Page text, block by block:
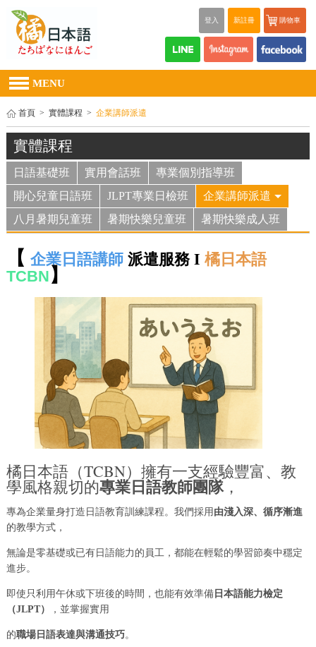
購物車
新註冊
登入
MENU
首頁 > 實體課程 > 企業講師派遣
實體課程
日語基礎班 實用會話班
專業個別指導班
開心兒童日語班
JLPT專業日檢班
企業講師派遣
八月暑期兒童班
暑期快樂兒童班 暑期快樂成人班
【 企業日語講師派遣服務I 橘日本語
TCBN 】
橘日本語（TCBN）擁有一支經驗豐富、教
學風格親切的專業日語教師團隊，
專為企業量身打造日語教育訓練課程。我們採用 由淺入深、循序漸進
的教學方式，
無論是零基礎或已有日語能力的員工，都能在輕鬆的學習節奏中穩定
進步。
即使只利用午休或下班後的時間，也能有效準備日本語能力檢定
（JLPT）
，並掌握實用
的職場日語表達與溝通技巧。